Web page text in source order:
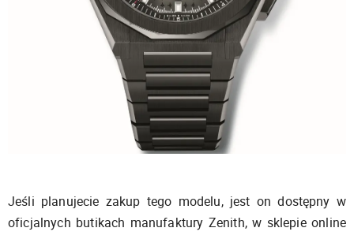
Jeśli planujecie zakup tego modelu, jest on dostępny w
oficjalnych butikach manufaktury Zenith, w sklepie online